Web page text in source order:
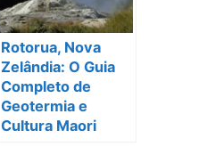
Rotorua, Nova
Zelândia: O Guia
Completo de
Geotermia e
Cultura Maori